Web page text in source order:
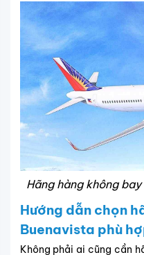
Hãng hàng không
Hướng dẫn chọn
Buenavista phù
Không phải ai cũng cần